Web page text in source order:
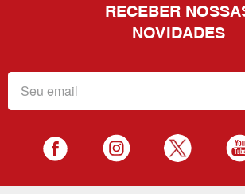
RECEBER
NOVIDADES